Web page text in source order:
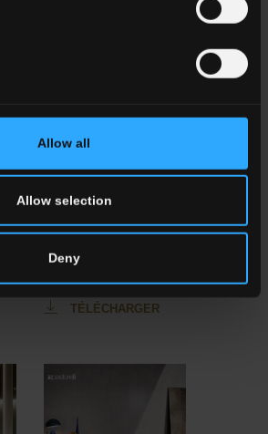
Allow all
Allow selection
Deny
Recode
TÉLÉCHARGER